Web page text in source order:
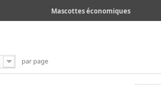
Mascottes économiques
par page